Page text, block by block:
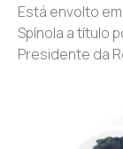
Está envolto
Spínola a título
Presidente da